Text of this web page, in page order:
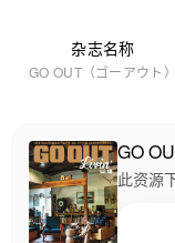
杂志名称
GO OUT（ゴーアウト）
GO
此资源